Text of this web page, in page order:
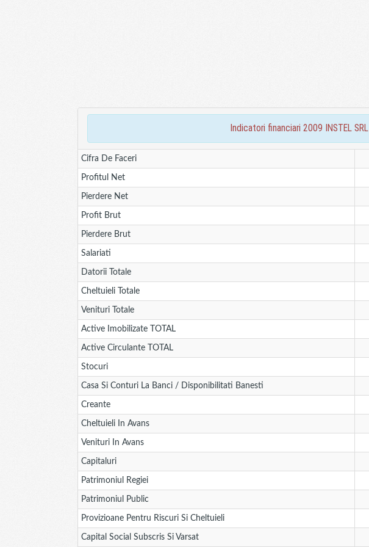
indicatori financiari 2009 INSTEL SRL
Cifra De Faceri
Profitul Net
Pierdere Net
Profit Brut
Pierdere Brut
Salariati
Datorii Totale
Cheltuieli Totale
Venituri Totale
Active Imobilizate TOTAL
Active Circulante TOTAL
Stocuri
Casa Si Conturi La Banci / Disponibilitati Banesti
Creante
Cheltuieli In Avans
Venituri In Avans
Capitaluri
Patrimoniul Regiei
Patrimoniul Public
Provizioane Pentru Riscuri Si Cheltuieli
Capital Social Subscris Si Varsat